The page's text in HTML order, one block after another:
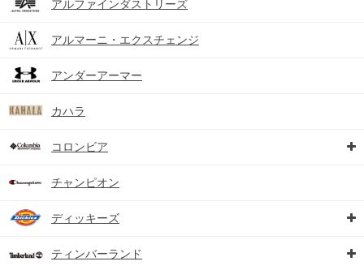
アルファインダストリーズ
アルマーニ・エクスチェンジ
アンダーアーマー
カハラ
コロンビア
チャンピオン
ディッキーズ
ティンバーランド